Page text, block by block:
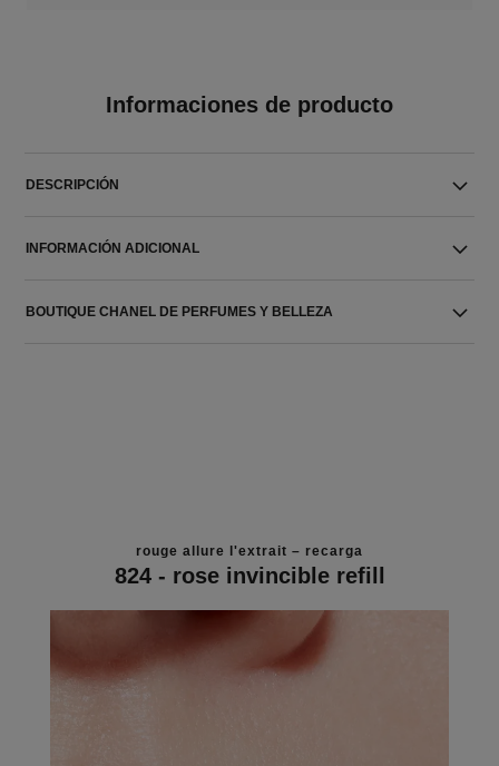
Informaciones de producto
DESCRIPCIÓN
INFORMACIÓN ADICIONAL
BOUTIQUE CHANEL DE PERFUMES Y BELLEZA
rouge allure l'extrait – recarga
824 - rose invincible refill